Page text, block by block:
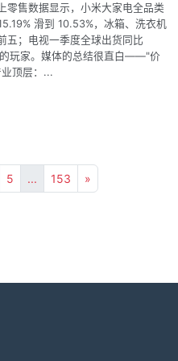
售数据显示，小米大家电全品类
滑到 10.53%，冰箱、洗衣机
五；电视一季度全球出货同比
玩家。媒体的总结很直白——"价
顶层：...
5 ... 153 »